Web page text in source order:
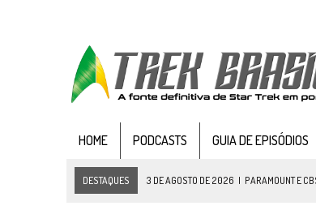
HOME PODCASTS GUIA DE EPISÓDIOS
DESTAQUES 3 DE AGOSTO DE 2026 | PARAMOUNT E